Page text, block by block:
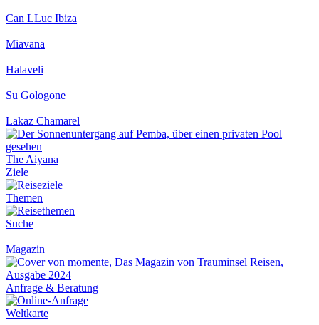
Can LLuc Ibiza
Miavana
Halaveli
Su Gologone
Lakaz Chamarel
The Aiyana
Ziele
Themen
Suche
Magazin
Anfrage & Beratung
Weltkarte